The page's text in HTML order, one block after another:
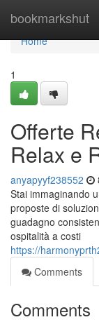
bookmarkshut
Home
Home
1
Offerte
Relax e
anyapyyf238552
Stai immaginando
proposte di
guadagno
ospitalità a costi
https://
Comments
Comments